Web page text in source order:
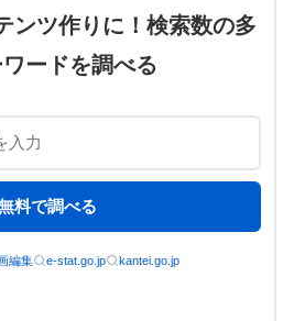
ンツ作りに！検索数の多
ードを調べる
料で調べる
編集 e-stat.go.jp
kantei.go.jp